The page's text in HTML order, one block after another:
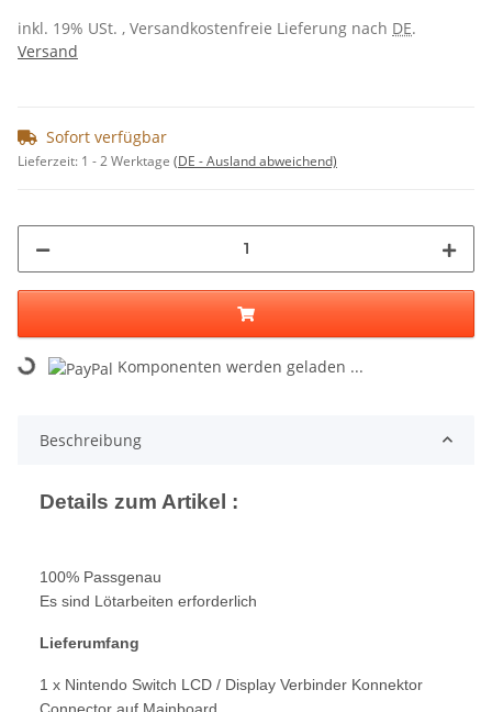
inkl. 19% USt. , Versandkostenfreie Lieferung nach DE.
Versand
Sofort verfügbar
Lieferzeit: 1 - 2 Werktage (DE - Ausland abweichend)
Loading... Komponenten werden geladen ...
Beschreibung
Details zum Artikel :
100% Passgenau
Es sind Lötarbeiten erforderlich
Lieferumfang
1 x Nintendo Switch LCD / Display Verbinder Konnektor
Connector auf Mainboard